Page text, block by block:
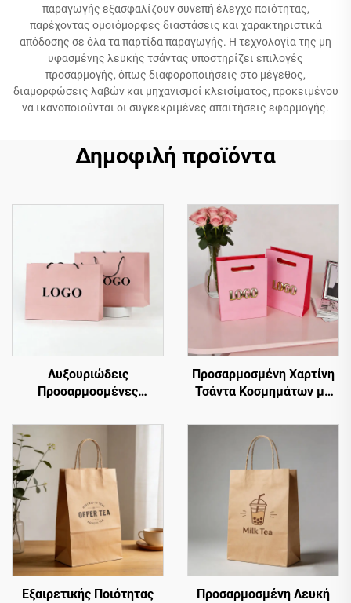
παραγωγής εξασφαλίζουν συνεπή έλεγχο ποιότητας,
παρέχοντας ομοιόμορφες διαστάσεις και χαρακτηριστικά
απόδοσης σε όλα τα παρτίδα παραγωγής. Η τεχνολογία της μη
υφασμένης λευκής τσάντας υποστηρίζει επιλογές
προσαρμογής, όπως διαφοροποιήσεις στο μέγεθος,
διαμορφώσεις λαβών και μηχανισμοί κλεισίματος, προκειμένου
να ικανοποιούνται οι συγκεκριμένες απαιτήσεις εφαρμογής.
Δημοφιλή προϊόντα
Λυξουριώδεις
Προσαρμοσμένες
Μπουτίκ με Έντυπο
Λογότυπο, με το Δικό Σας
Λογότυπο
Προσαρμοσμένη Χαρτίνη
Τσάντα Κοσμημάτων με
Λογότυπο Καυτού
Σφραγίσματος, Πολυτελής
Χαρτίνη Τσάντα Ψώνισμα
Εξαιρετικής Ποιότητας
Προσαρμοσμένη Λευκή